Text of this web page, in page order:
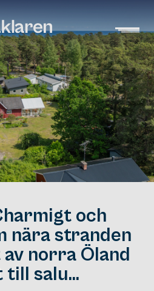
och
nära stranden
norra Öland
salu...